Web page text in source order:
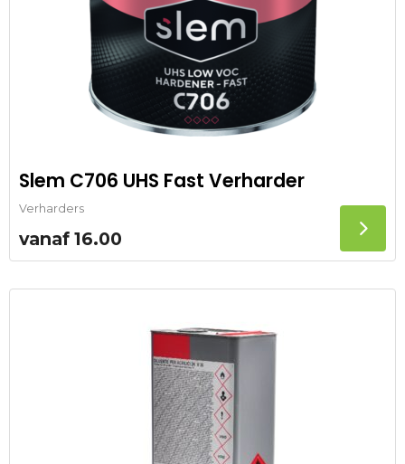
Slem C706 UHS Fast Verharder
Verharders
vanaf 16.00